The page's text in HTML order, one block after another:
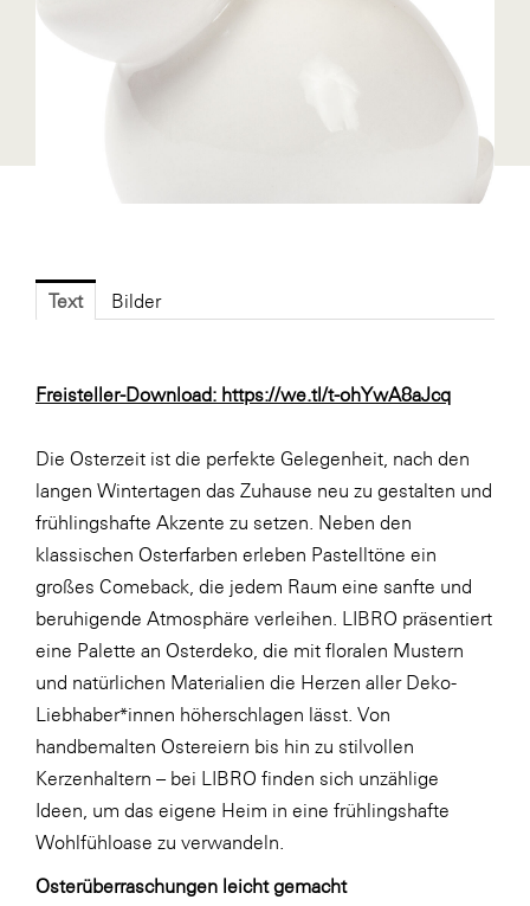
FG UBIT Salzburg
foodaffairs
GBV - Verband gemeinnütziger
ikp
Johnson & Johnson
JELD-WEN DANA
kosaplaner
LAT Nitrogen
Libro
Lidl Österreich
MTH Retail Group
OMV
OptimaMed
Text Bilder
Freisteller-Download: https://we.tl/t-ohYwA8aJcq
Die Osterzeit ist die perfekte Gelegenheit, nach den
langen Wintertagen das Zuhause neu zu gestalten und
frühlingshafte Akzente zu setzen. Neben den
klassischen Osterfarben erleben Pastelltöne ein
großes Comeback, die jedem Raum eine sanfte und
beruhigende Atmosphäre verleihen. LIBRO präsentiert
eine Palette an Osterdeko, die mit floralen Mustern
und natürlichen Materialien die Herzen aller Deko-
Liebhaber*innen höherschlagen lässt. Von
handbemalten Ostereiern bis hin zu stilvollen
Kerzenhaltern – bei LIBRO finden sich unzählige
Ideen, um das eigene Heim in eine frühlingshafte
Wohlfühloase zu verwandeln.
Osterüberraschungen leicht gemacht